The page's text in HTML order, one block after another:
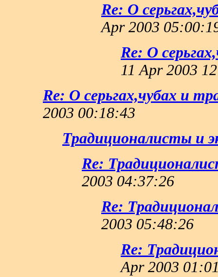
Re: О
Apr 2003
Re: О
11 Apr 2003
Re: О серьгах,чубах и
2003 00:18:43
Традиционалисты и
Re:
2003 04:37:26
Re:
2003 05:48:26
Re:
Apr 2003